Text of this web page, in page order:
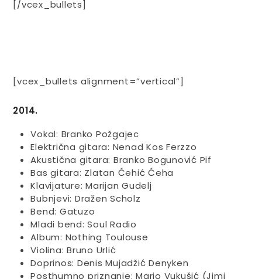
[/vcex_bullets]
[vcex_bullets alignment=”vertical”]
2014.
Vokal: Branko Požgajec
Električna gitara: Nenad Kos Ferzzo
Akustična gitara: Branko Bogunović Pif
Bas gitara: Zlatan Ćehić Ćeha
Klavijature: Marijan Gudelj
Bubnjevi: Dražen Scholz
Bend: Gatuzo
Mladi bend: Soul Radio
Album: Nothing Toulouse
Violina: Bruno Urlić
Doprinos: Denis Mujadžić Denyken
Posthumno priznanje: Mario Vukušić (Jimi